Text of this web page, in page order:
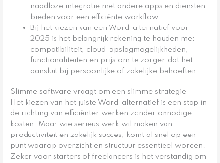
naadloze integratie met andere apps en diensten
bieden voor een efficiënte workflow.
Bij het kiezen van een Word-alternatief voor
2025 is het belangrijk rekening te houden met
compatibiliteit, cloud-opslagmogelijkheden,
functionaliteiten en prijs om te zorgen dat het
aansluit bij persoonlijke of zakelijke behoeften.
Slimme software vraagt om een slimme strategie
Het kiezen van het juiste Word-alternatief is een stap in
de richting van efficiënter werken zonder onnodige
kosten. Maar wie serieus werk wil maken van
productiviteit en zakelijk succes, komt al snel op een
punt waarop overzicht en structuur essentieel worden.
Zeker voor starters of freelancers is het verstandig om